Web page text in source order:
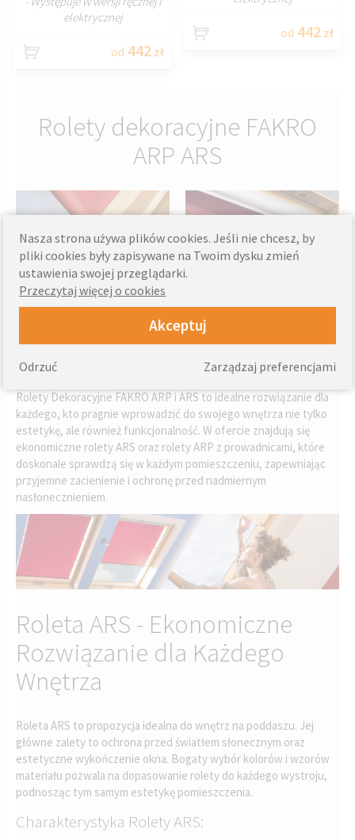
elektrycznej
od 442 zł
od 442 zł
Rolety dekoracyjne FAKRO
ARP ARS
Rolety Dekoracyjne FAKRO ARP i ARS to idealne rozwiązanie dla
każdego, kto pragnie wprowadzić do swojego wnętrza nie tylko
estetykę, ale również funkcjonalność. W ofercie znajdują się
ekonomiczne rolety ARS oraz rolety ARP z prowadnicami, które
doskonale sprawdzą się w każdym pomieszczeniu, zapewniając
przyjemne zacienienie i ochronę przed nadmiernym
nasłonecznieniem.
Roleta ARS - Ekonomiczne
Rozwiązanie dla Każdego
Wnętrza
Roleta ARS to propozycja idealna do wnętrz na poddaszu. Jej
główne zalety to ochrona przed światłem słonecznym oraz
estetyczne wykończenie okna. Bogaty wybór kolorów i wzorów
materiału pozwala na dopasowanie rolety do każdego wystroju,
podnosząc tym samym estetykę pomieszczenia.
Charakterystyka Rolety ARS:
Nasza strona używa plików cookies. Jeśli nie chcesz, by
pliki cookies były zapisywane na Twoim dysku zmień
ustawienia swojej przeglądarki.
Przeczytaj więcej o cookies
Akceptuj
Zarządzaj preferencjami
Odrzuć